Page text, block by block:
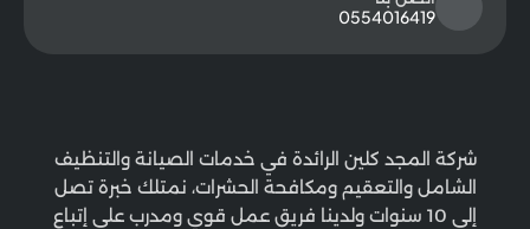
0554016419
شركة المجد كلين الرائدة في خدمات الصيانة والتنظيف
الشامل والتعقيم ومكافحة الحشرات، نمتلك خبرة تصل
إلى 10 سنوات ولدينا فريق عمل قوي ومدرب على إتباع